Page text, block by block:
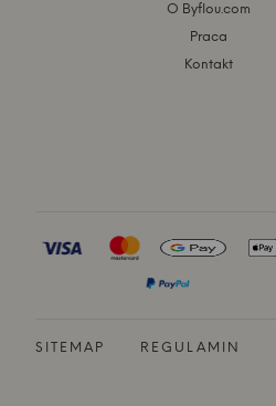
O Byflou.com
Praca
Kontakt
SITEMAP REGULAMIN